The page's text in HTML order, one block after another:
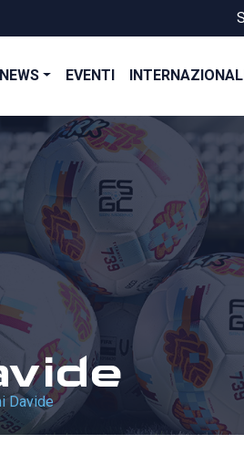
NEWS EVENTI
Davide